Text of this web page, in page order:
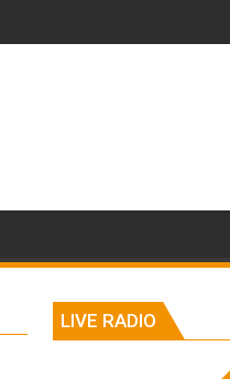
LIVE RADIO